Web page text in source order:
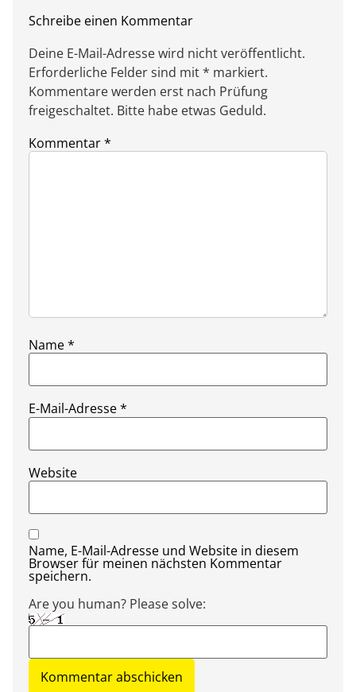
Schreibe einen Kommentar
Deine E-Mail-Adresse wird nicht veröffentlicht.
Erforderliche Felder sind mit * markiert.
Kommentare werden erst nach Prüfung
freigeschaltet. Bitte habe etwas Geduld.
Kommentar*
Name*
E-Mail-Adresse*
Website
Name, E-Mail-Adresse und Website in diesem
Browser für meinen nächsten Kommentar
speichern.
Are you human? Please solve: